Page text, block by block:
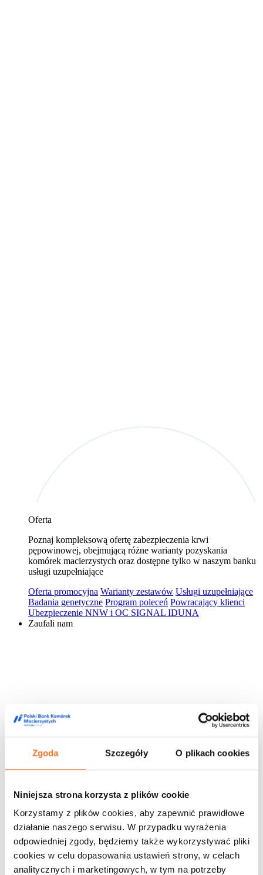
Zgoda Szczegóły O plikach cookies
Niniejsza strona korzysta z plików cookie
Korzystamy z plików cookies, aby zapewnić prawidłowe
działanie naszego serwisu. W przypadku wyrażenia
odpowiedniej zgody, będziemy także wykorzystywać pliki
cookies w celu dopasowania ustawień strony, w celach
analitycznych i marketingowych, w tym na potrzeby
Oferta
Poznaj kompleksową ofertę zabezpieczenia krwi
pępowinowej, obejmującą różne warianty pozyskania
komórek macierzystych oraz dostępne tylko w naszym banku
usługi uzupełniające
Oferta promocyjna Warianty zestawów Usługi uzupełniające
Badania genetyczne Program poleceń Powracający klienci
Ubezpieczenie NNW i OC SIGNAL IDUNA
Zaufali nam